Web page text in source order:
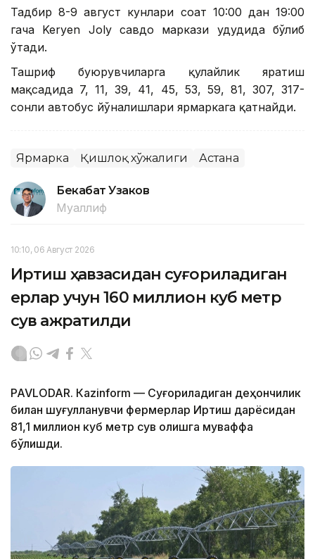
Тадбир 8-9 август кунлари соат 10:00 дан 19:00
гача Keryen Joly савдо маркази ҳудудида бўлиб
ўтади.
Ташриф буюрувчиларга қулайлик яратиш
мақсадида 7, 11, 39, 41, 45, 53, 59, 81, 307, 317-
сонли автобус йўналишлари ярмаркага қатнайди.
Ярмарка Қишлоқ хўжалиги Астана
Бекабат Узаков
Муаллиф
10:10, 06 Август 2026
Иртиш ҳавзасидан суғориладиган
ерлар учун 160 миллион куб метр
сув ажратилди
PAVLODAR. Кazinform — Суғориладиган деҳқончилик
билан шуғулланувчи фермерлар Иртиш дарёсидан
81,1 миллион куб метр сув олишга муваффақ
бўлишди.